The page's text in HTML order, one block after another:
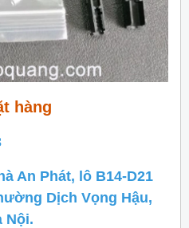
hàng
An Phát, lô B14-D21
Dịch Vọng Hậu,
Nội.